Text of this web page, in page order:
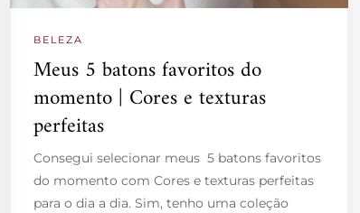
BELEZA
Meus 5 batons favoritos do
momento | Cores e texturas
perfeitas
Consegui selecionar meus 5 batons favoritos
do momento com Cores e texturas perfeitas
para o dia a dia. Sim, tenho uma coleção